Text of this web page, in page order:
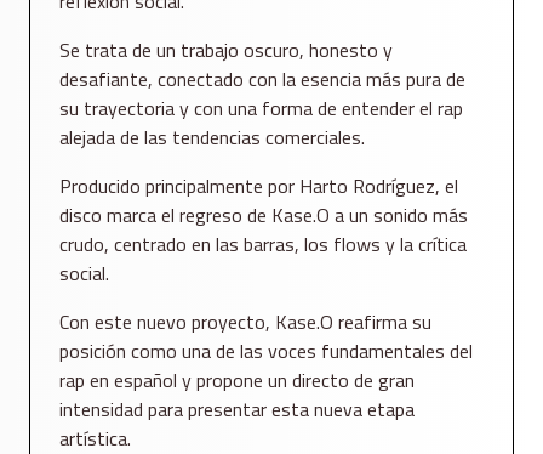
Se trata de un trabajo oscuro, honesto y
desafiante, conectado con la esencia más pura de
su trayectoria y con una forma de entender el rap
alejada de las tendencias comerciales.
Producido principalmente por Harto Rodríguez, el
disco marca el regreso de Kase.O a un sonido más
crudo, centrado en las barras, los flows y la crítica
social.
Con este nuevo proyecto, Kase.O reafirma su
posición como una de las voces fundamentales del
rap en español y propone un directo de gran
intensidad para presentar esta nueva etapa
artística.